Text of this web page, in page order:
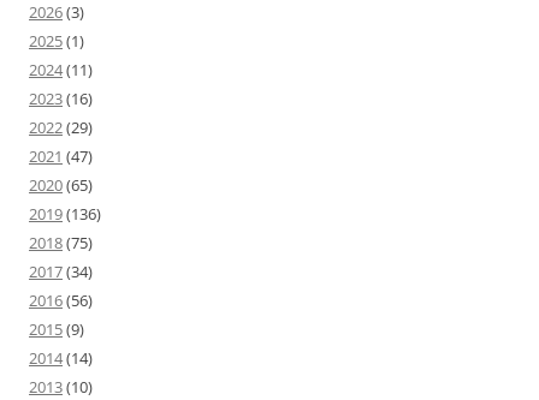
2026(3)
2025(1)
2024(11)
2023(16)
2022(29)
2021 (47)
2020(65)
2019(136)
2018(75)
2017(34)
2016(56)
2015(9)
2014(14)
2013(10)